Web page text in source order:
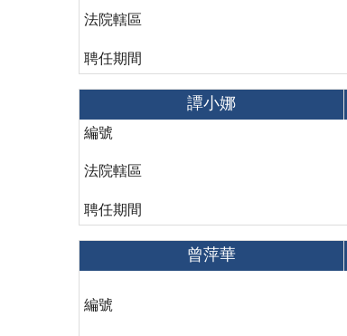
法院轄區
聘任期間
譚小娜
編號
法院轄區
聘任期間
曾萍華
編號